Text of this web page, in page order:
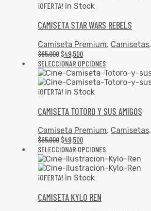
¡OFERTA! In Stock
CAMISETA STAR WARS REBELS
Camiseta Premium, Camisetas,
$65,000 $49,500
SELECCIONAR OPCIONES
¡OFERTA! In Stock
CAMISETA TOTORO Y SUS AMIGOS
Camiseta Premium, Camisetas,
$65,000 $49,500
SELECCIONAR OPCIONES
¡OFERTA! In Stock
CAMISETA KYLO REN